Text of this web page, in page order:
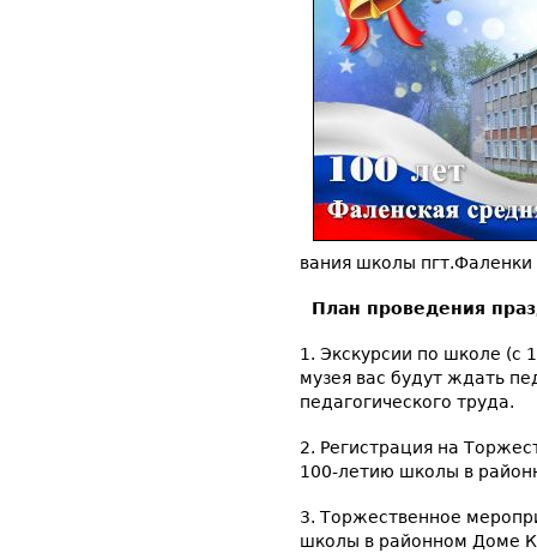
вания школы пгт.Фаленки
План проведения
1. Экскурсии по школе (с
музея вас будут ждать
педагогического труда.
2. Регистрация на
100-летию школы в
3. Торжественное
школы в районном Доме